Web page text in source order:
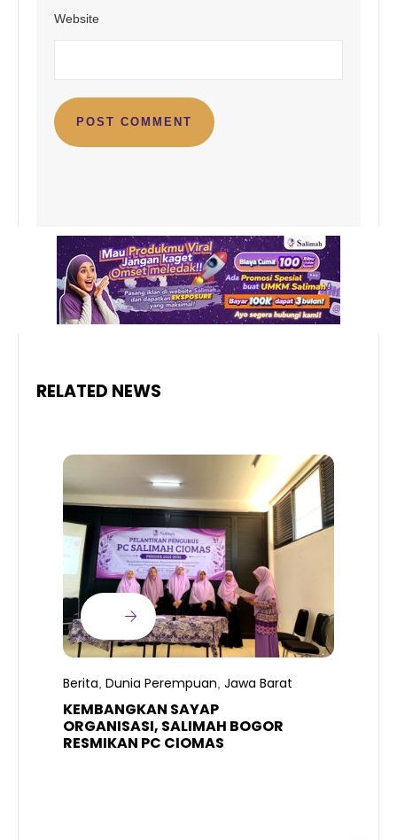
Website
RELATED NEWS
Berita, Dunia Perempuan, Jawa Barat
KEMBANGKAN SAYAP
ORGANISASI, SALIMAH BOGOR
RESMIKAN PC CIOMAS